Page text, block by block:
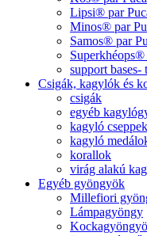
Lipsi® par
Minos® par
Samos® par
support bases-
Csigák, kagylók és
csigák
egyéb
kagyló
kagyló
korallok
virág alakú
Egyéb gyöngyök
Millefiori
Lámpagyöngy